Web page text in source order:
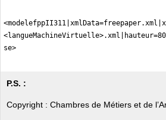
se>
P.S. :
Copyright : Chambres de Métiers et de